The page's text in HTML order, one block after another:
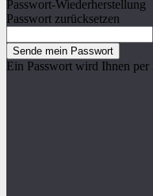
Passwort-Wiederherstellung
Passwort zurücksetzen
Ein Passwort wird Ihnen per